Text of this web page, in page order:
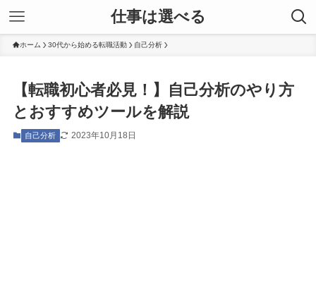
仕事は選べる
ホーム 30代から始める転職活動 自己分析
【転職初心者必見！】自己分析のやり方
とおすすめツールを解説
自己分析 2023年10月18日